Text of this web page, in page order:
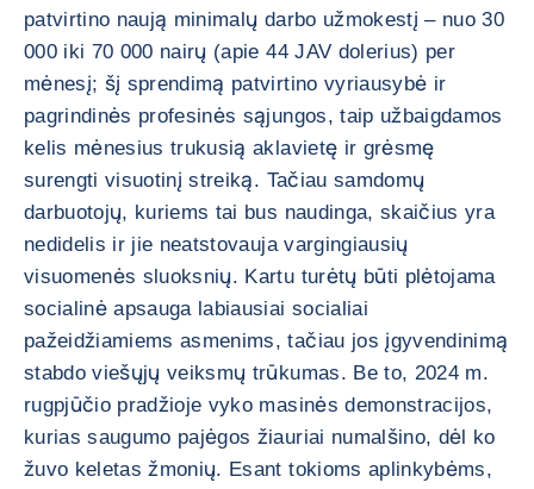
patvirtino naują minimalų darbo užmokestį – nuo 30
000 iki 70 000 nairų (apie 44 JAV dolerius) per
mėnesį; šį sprendimą patvirtino vyriausybė ir
pagrindinės profesinės sąjungos, taip užbaigdamos
kelis mėnesius trukusią aklavietę ir grėsmę
surengti visuotinį streiką. Tačiau samdomų
darbuotojų, kuriems tai bus naudinga, skaičius yra
nedidelis ir jie neatstovauja vargingiausių
visuomenės sluoksnių. Kartu turėtų būti plėtojama
socialinė apsauga labiausiai socialiai
pažeidžiamiems asmenims, tačiau jos įgyvendinimą
stabdo viešųjų veiksmų trūkumas. Be to, 2024 m.
rugpjūčio pradžioje vyko masinės demonstracijos,
kurias saugumo pajėgos žiauriai numalšino, dėl ko
žuvo keletas žmonių. Esant tokioms aplinkybėms,